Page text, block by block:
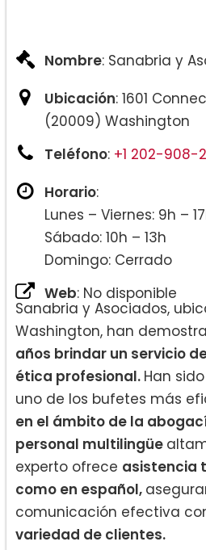
Nombre: Sanabria y
Ubicación: 1601
(20009) Washington
Teléfono: +1 202-908-
Horario:
Lunes – Viernes: 9h –
Sábado: 10h – 13h
Domingo: Cerrado
Web: No disponible
Sanabria y Asociados,
Washington, han
años brindar un servicio
ética profesional. Han
uno de los bufetes más
en el ámbito de la
personal multilingüe
experto ofrece asistencia
como en español,
comunicación efectiva
variedad de clientes.